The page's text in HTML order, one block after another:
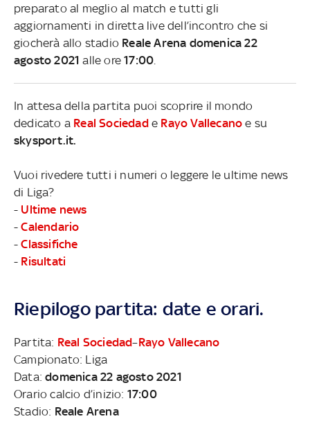
preparato al meglio al match e tutti gli
aggiornamenti in diretta live dell’incontro che si
giocherà allo stadio Reale Arena domenica 22
agosto 2021 alle ore17:00
In attesa della partita puoi scoprire il mondo
dedicato a Real Sociedade Rayo Vallecano e su
skysport.it.
Vuoi rivedere tutti i numeri o leggere le ultime news
di Liga?
- Ultime news
-Calendario
-Classifiche
- Risultati
Riepilogo partita: date e orari.
Partita: Real Sociedad–Rayo Vallecano
Campionato: Liga
Data:domenica 22 agosto 2021
Orario calcio d’inizio: 17:00
Stadio: Reale Arena